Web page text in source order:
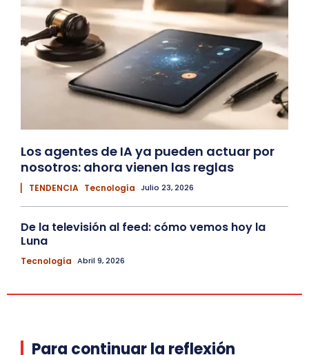
Los agentes de IA ya pueden actuar por
nosotros: ahora vienen las reglas
▏ TENDENCIA Tecnología Julio 23, 2026
De la televisión al feed: cómo vemos hoy la
Luna
Tecnología Abril 9, 2026
Para continuar la reflexión